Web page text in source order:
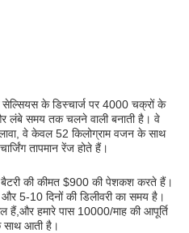
सेल्सियस के डिस्चार्ज पर 4000 चक्रों के
लंबे समय तक चलने वाली बनाती है। वे
वे केवल 52 किलोग्राम वजन के साथ
तापमान रेंज होते हैं।
की कीमत $900 की पेशकश करते हैं।
5-10 दिनों की डिलीवरी का समय है।
हैं,और हमारे पास 10000/माह की आपूर्ति
के साथ आती है।